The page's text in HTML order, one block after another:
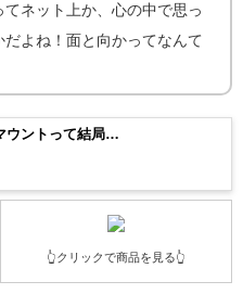
ネット上か、心の中で思っ
だよね！面と向かってなんて
ウントって結局…
👆クリックで商品を見る👆